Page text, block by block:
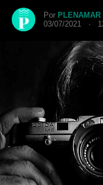
Por PLENAMAR
03/07/2021 ·